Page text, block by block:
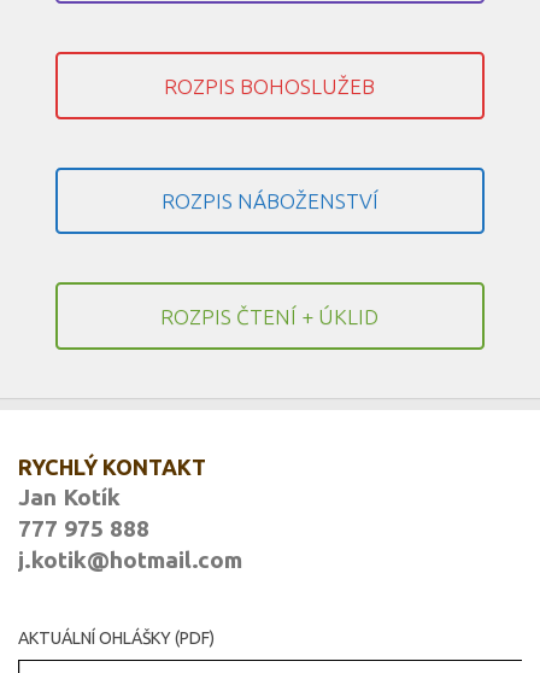
ROZPIS BOHOSLUŽEB
ROZPIS NÁBOŽENSTVÍ
ROZPIS ČTENÍ + ÚKLID
RYCHLÝ KONTAKT
Jan Kotík
777 975 888
j.kotik@hotmail.com
AKTUÁLNÍ OHLÁŠKY (PDF)